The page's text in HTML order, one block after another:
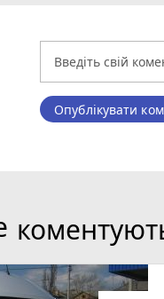
Опублікувати